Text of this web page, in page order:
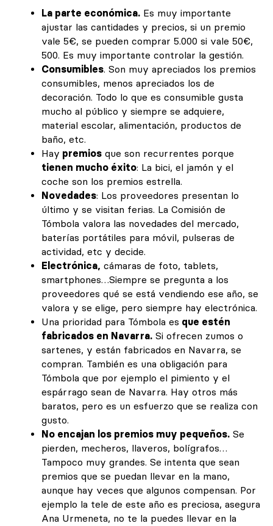
La parte económica. Es muy importante
ajustar las cantidades y precios, si un premio
vale 5€, se pueden comprar 5.000 si vale 50€,
500. Es muy importante controlar la gestión.
Consumibles. Son muy apreciados los premios
consumibles, menos apreciados los de
decoración. Todo lo que es consumible gusta
mucho al público y siempre se adquiere,
material escolar, alimentación, productos de
baño, etc.
Hay premios que son recurrentes porque
tienen mucho éxito: La bici, el jamón y el
coche son los premios estrella.
Novedades: Los proveedores presentan lo
último y se visitan ferias. La Comisión de
Tómbola valora las novedades del mercado,
baterías portátiles para móvil, pulseras de
actividad, etc y decide.
Electrónica, cámaras de foto, tablets,
smartphones…Siempre se pregunta a los
proveedores qué se está vendiendo ese año, se
valora y se elige, pero siempre hay electrónica.
Una prioridad para Tómbola es que estén
fabricados en Navarra. Si ofrecen zumos o
sartenes, y están fabricados en Navarra, se
compran. También es una obligación para
Tómbola que por ejemplo el pimiento y el
espárrago sean de Navarra. Hay otros más
baratos, pero es un esfuerzo que se realiza con
gusto.
No encajan los premios muy pequeños. Se
pierden, mecheros, llaveros, bolígrafos…
Tampoco muy grandes. Se intenta que sean
premios que se puedan llevar en la mano,
aunque hay veces que algunos compensan. Por
ejemplo la tele de este año es preciosa, asegura
Ana Urmeneta, no te la puedes llevar en la